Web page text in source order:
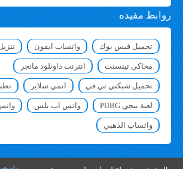
روابط مفيده
تحميل فيس بوك واتساب ايفون
محاكي تينسنت انترنت داونلود مانجر
تحميل شبكتي تي في انمي سلاير
لعبة ببجي PUBG واتس اب بلس
واتساب الذهبي